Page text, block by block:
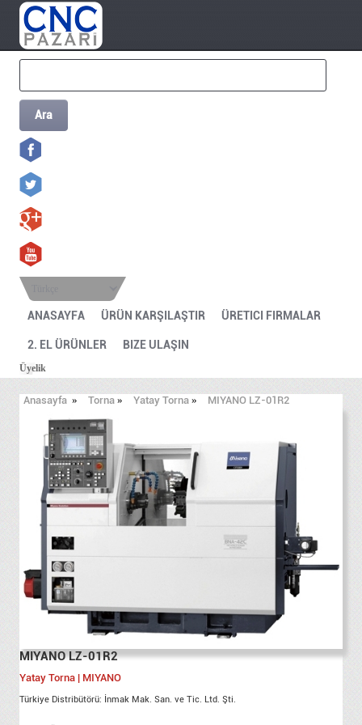
Ara
ANASAYFA ÜRÜN KARŞILAŞTIR ÜRETICI FIRMALAR
2. EL ÜRÜNLER BIZE ULAŞIN
Üyelik
Anasayfa » Torna » Yatay Torna » MIYANO LZ-01R2
MIYANO LZ-01R2
Yatay Torna | MIYANO
Türkiye Distribütörü: İnmak Mak. San. ve Tic. Ltd. Şti.